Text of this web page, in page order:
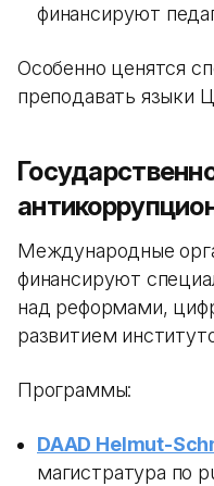
финансируют
Особенно ценятся
преподавать языки
Международные
финансируют
над реформами,
развитием
Программы:
DAAD Helmut-
магистратура по